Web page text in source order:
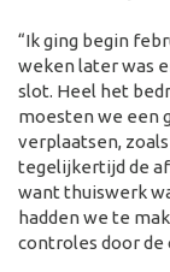
“Ik ging begin
weken later was
slot. Heel het
moesten we een
verplaatsen,
tegelijkertijd de
want thuiswerk
hadden we te
controles door de